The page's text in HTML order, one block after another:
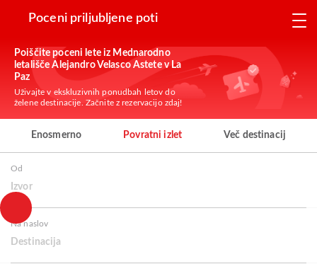
Poceni priljubljene poti
Poiščite poceni lete iz Mednarodno
letališče Alejandro Velasco Astete v La
Paz
Uživajte v ekskluzivnih ponudbah letov do
želene destinacije. Začnite z rezervacijo zdaj!
Enosmerno Povratni izlet Več destinacij
Od
Izvor
Na naslov
Destinacija